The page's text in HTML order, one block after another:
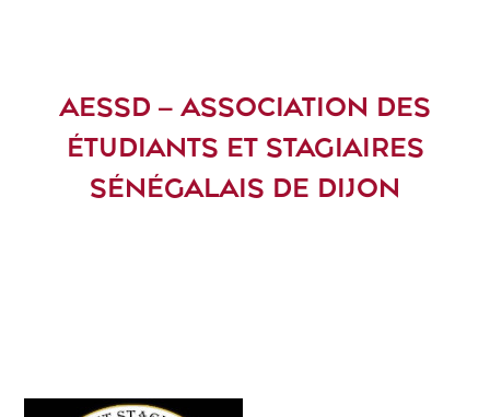
AESSD – ASSOCIATION DES
ÉTUDIANTS ET STAGIAIRES
SÉNÉGALAIS DE DIJON